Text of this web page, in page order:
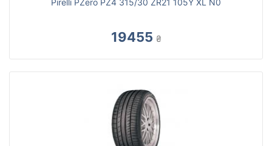
Pirelli PZero PZ4 315/30 ZR21 105Y XL N0
19455 ₴